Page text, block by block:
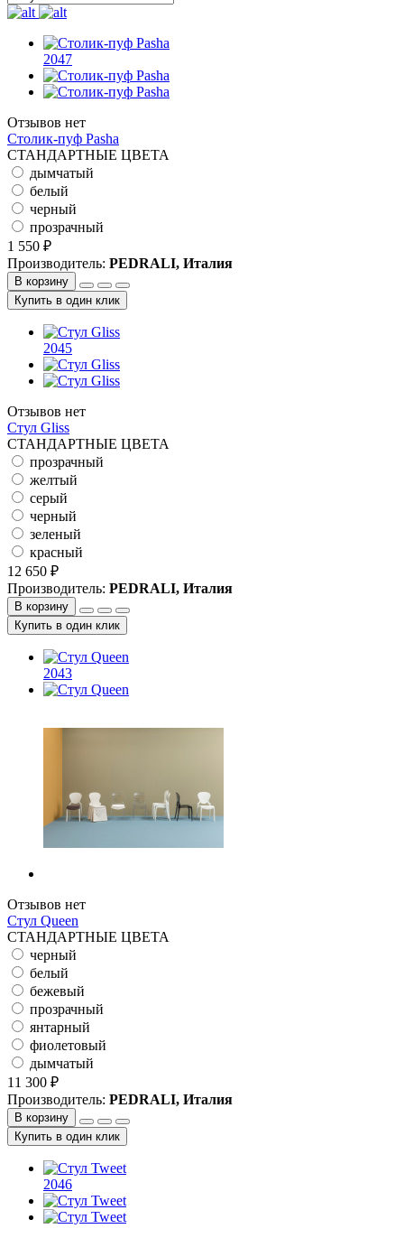
2047
Отзывов нет
Столик-пуф Pasha
СТАНДАРТНЫЕ ЦВЕТА
дымчатый
белый
черный
прозрачный
1 550 ₽
Производитель: PEDRALI, Италия
В корзину
Купить в один клик
2045
Отзывов нет
Стул Gliss
СТАНДАРТНЫЕ ЦВЕТА
прозрачный
желтый
серый
черный
зеленый
красный
12 650 ₽
Производитель: PEDRALI, Италия
В корзину
Купить в один клик
2043
Отзывов нет
Стул Queen
СТАНДАРТНЫЕ ЦВЕТА
черный
белый
бежевый
прозрачный
янтарный
фиолетовый
дымчатый
11 300 ₽
Производитель: PEDRALI, Италия
В корзину
Купить в один клик
2046